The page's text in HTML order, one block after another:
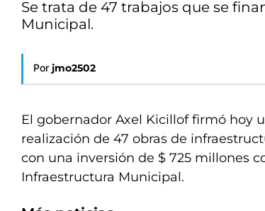
Se trata de 47 trabajos que se
Municipal.
Por jmo2502
El gobernador Axel Kicillof firmó hoy
realización de 47 obras de
con una inversión de $ 725 millones
Infraestructura Municipal.